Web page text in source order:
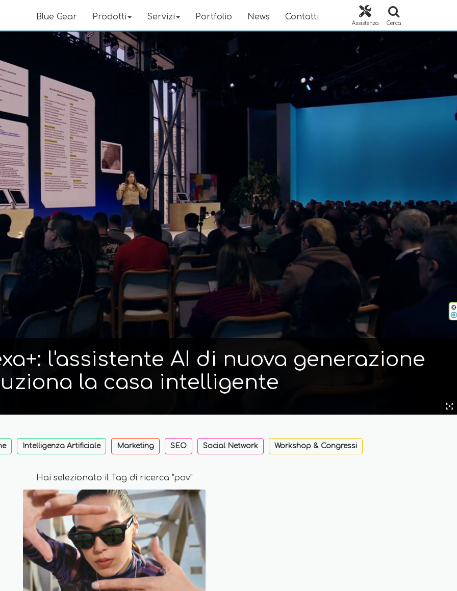
Blue Gear Prodotti Servizi Portfolio News Contatti
Assistenza Cerca
l'assistente AI di nuova generazione
la casa intelligente
Intelligenza Artificiale Marketing SEO Social Network Workshop & Congressi
Hai selezionato il Tag di ricerca "pov"